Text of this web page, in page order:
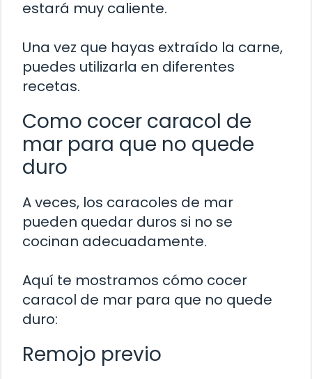
estará muy caliente.
Una vez que hayas extraído la carne,
puedes utilizarla en diferentes
recetas.
Como cocer caracol de
mar para que no quede
duro
A veces, los caracoles de mar
pueden quedar duros si no se
cocinan adecuadamente.
Aquí te mostramos cómo cocer
caracol de mar para que no quede
duro:
Remojo previo